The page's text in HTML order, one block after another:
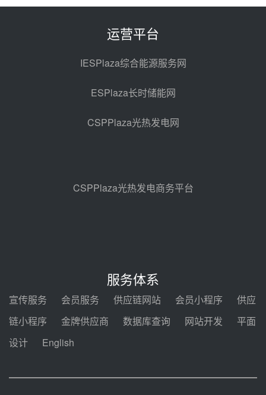
光热示范电站二列蒸汽发生器设备
热发电工程EPC总承包项目熔盐截
昊森机电中标新疆华电天山北麓基
地100MW光热发电工程EPC总承
包项目熔盐介质超声波流量计采购
前天 08-05 17:09
08-05 14:48
2026-2029年熔盐介质框架协议
中能建华中试研院中标重能新疆
100MW光热项目机组调试及性能
规模化助力构建绿色低碳电力供给
运营平台
IESPlaza综合能源服务网
ESPlaza长时储能网
CSPPlaza光热发电网
CSPPlaza光热发电商务平台
服务体系
宣传服务 会员服务 供应链网站 会员小程序
供应
链小程序
金牌供应商 数据库查询 网站开发
平面
设计
English